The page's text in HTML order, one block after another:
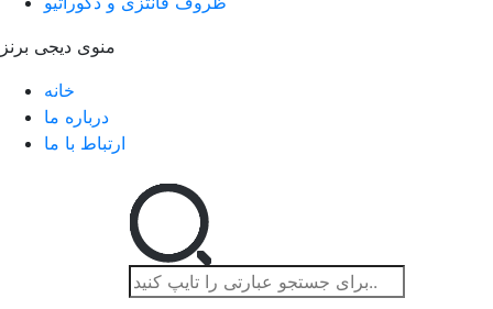
منوی دیجی برنز
خانه
درباره ما
ارتباط با ما